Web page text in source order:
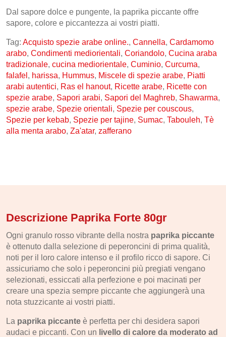
Dal sapore dolce e pungente, la paprika piccante offre
sapore, colore e piccantezza ai vostri piatti.
Tag: Acquisto spezie arabe online., Cannella, Cardamomo
arabo, Condimenti mediorientali, Coriandolo, Cucina araba
tradizionale, cucina mediorientale, Cuminio, Curcuma,
falafel , harissa, Hummus, Miscele di spezie arabe, Piatti
arabi autentici, Ras el hanout, Ricette arabe, Ricette con
spezie arabe, Sapori arabi, Sapori del Maghreb, Shawarma,
spezie arabe, Spezie orientali, Spezie per couscous,
Spezie per kebab, Spezie per tajine, Sumac, Tabouleh, Tè
alla menta arabo, Za'atar, zafferano
Descrizione Paprika Forte 80gr
Ogni granulo rosso vibrante della nostra paprika piccante
è ottenuto dalla selezione di peperoncini di prima qualità,
noti per il loro calore intenso e il profilo ricco di sapore. Ci
assicuriamo che solo i peperoncini più pregiati vengano
selezionati, essiccati alla perfezione e poi macinati per
creare una spezia sempre piccante che aggiungerà una
nota stuzzicante ai vostri piatti.
La paprika piccante è perfetta per chi desidera sapori
audaci e piccanti. Con un livello di calore da moderato ad